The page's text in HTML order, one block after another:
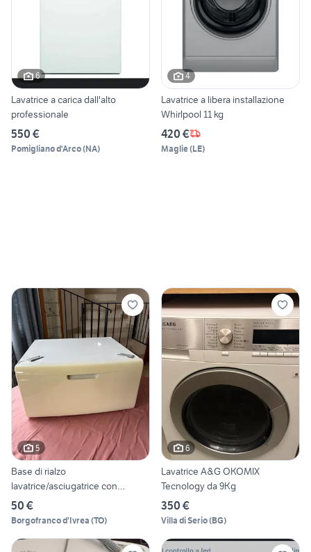
6
Lavatrice a carica dall'alto
professionale
550 €
Pomigliano d'Arco(NA)
4
Lavatrice a libera installazione
Whirlpool 11 kg
420 €
Maglie(LE)
5
Base di rialzo
lavatrice/asciugatrice con
cassetto
50 €
Borgofranco d'Ivrea (TO)
6
Lavatrice A&G OKOMIX
Tecnology da 9Kg
350 €
Villa di Serio(BG)